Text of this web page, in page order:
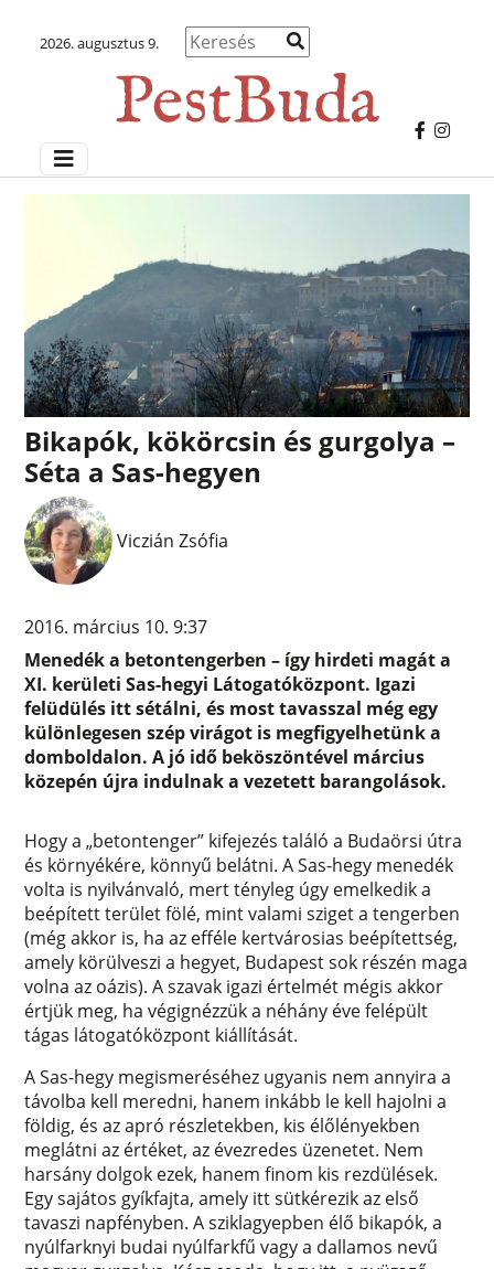
2026. augusztus 9.
Bikapók, kökörcsin és gurgolya –
Séta a Sas-hegyen
Viczián Zsófia
2016. március 10. 9:37
Menedék a betontengerben – így hirdeti magát a
XI. kerületi Sas-hegyi Látogatóközpont. Igazi
felüdülés itt sétálni, és most tavasszal még egy
különlegesen szép virágot is megfigyelhetünk a
domboldalon. A jó idő beköszöntével március
közepén újra indulnak a vezetett barangolások.
Hogy a „betontenger” kifejezés találó a Budaörsi útra
és környékére, könnyű belátni. A Sas-hegy menedék
volta is nyilvánvaló, mert tényleg úgy emelkedik a
beépített terület fölé, mint valami sziget a tengerben
(még akkor is, ha az efféle kertvárosias beépítettség,
amely körülveszi a hegyet, Budapest sok részén maga
volna az oázis). A szavak igazi értelmét mégis akkor
értjük meg, ha végignézzük a néhány éve felépült
tágas látogatóközpont kiállítását.
A Sas-hegy megismeréséhez ugyanis nem annyira a
távolba kell meredni, hanem inkább le kell hajolni a
földig, és az apró részletekben, kis élőlényekben
meglátni az értéket, az évezredes üzenetet. Nem
harsány dolgok ezek, hanem finom kis rezdülések.
Egy sajátos gyíkfajta, amely itt sütkérezik az első
tavaszi napfényben. A sziklagyepben élő bikapók, a
nyúlfarknyi budai nyúlfarkfű vagy a dallamos nevű